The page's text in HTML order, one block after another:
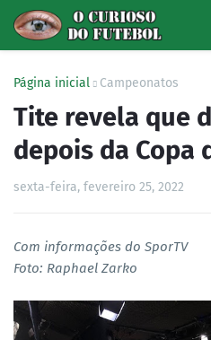
Página inicial Campeonatos
Tite revela que
depois da Copa
sexta-feira, fevereiro 25, 2022
Com informações do SporTV
Foto: Raphael Zarko